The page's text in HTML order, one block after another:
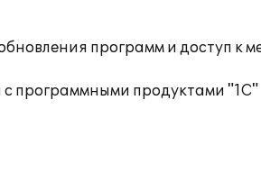
программ и доступ к
с программными продуктами "1С"